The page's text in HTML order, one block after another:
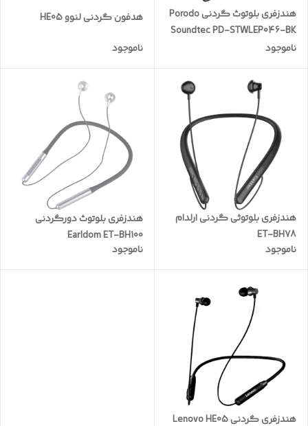
هندزفری بلوتوث گردنی Porodo
Soundtec PD-STWLEP046-BK
ناموجود
هدفون گردنی لنوو HE05
ناموجود
هندزفری بلوتوثی گردنی ارلدام
ET-BH78
ناموجود
هندزفری بلوتوث دورگردنی
Earldom ET-BH100
ناموجود
هندزفری گردنی Lenovo HE05